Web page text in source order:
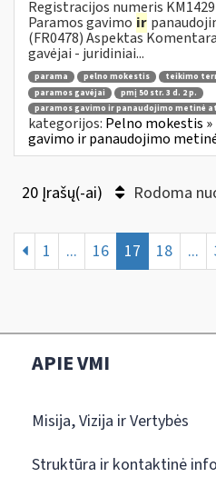
Registracijos numeris
Paramos gavimo ir
(FR0478) Aspektas
gavėjai - juridiniai...
parama pelno mokestis teikimo
paramos gavėjai
pmį 50 str. 3 d. 2 p.
paramos gavimo ir panaudojimo metinė
kategorijos: Pelno mokestis »
gavimo ir panaudojimo
20 Įrašų(-ai) Rodoma
1 ... 16 17 18 ...
APIE VMI
Misija, Vizija ir Vertybės
Struktūra ir kontaktinė